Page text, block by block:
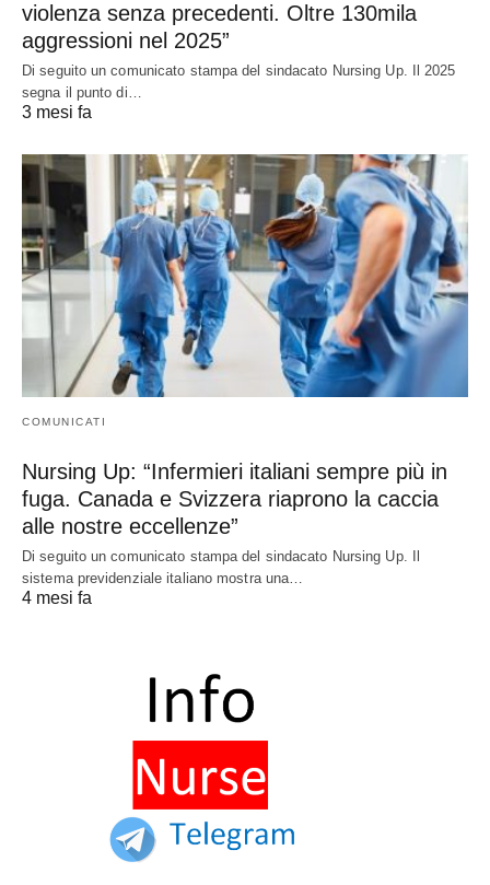
violenza senza precedenti. Oltre 130mila
aggressioni nel 2025”
Di seguito un comunicato stampa del sindacato Nursing Up. Il 2025
segna il punto di…
3 mesi fa
COMUNICATI
Nursing Up: “Infermieri italiani sempre più in
fuga. Canada e Svizzera riaprono la caccia
alle nostre eccellenze”
Di seguito un comunicato stampa del sindacato Nursing Up. Il
sistema previdenziale italiano mostra una…
4 mesi fa